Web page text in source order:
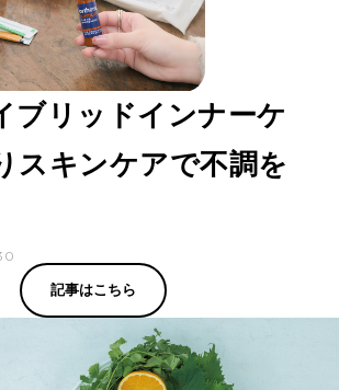
ブリッドインナーケ
スキンケアで不調を
記事はこちら